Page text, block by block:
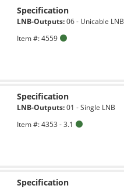
Specification
LNB-Outputs:06 - Unicable LNB
Item #: 4559
Specification
LNB-Outputs:01 - Single LNB
Item #: 4353 - 3.1
Specification